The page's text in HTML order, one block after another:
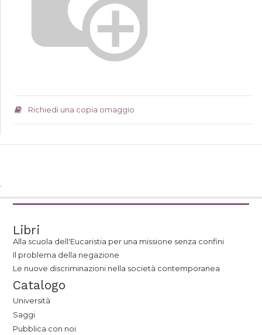
Richiedi una copia omaggio
Libri
Alla scuola dell'Eucaristia per una missione senza confini
Il problema della negazione
Le nuove discriminazioni nella società contemporanea
Catalogo
Università
Saggi
Pubblica con noi